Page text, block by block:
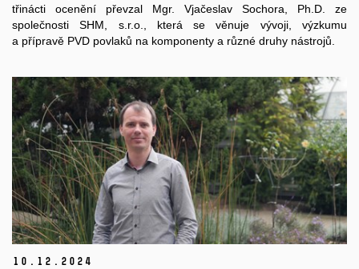
třinácti ocenění převzal Mgr. Vjačeslav Sochora, Ph.D. ze
společnosti SHM, s.r.o., která se věnuje vývoji, výzkumu
a přípravě PVD povlaků na komponenty a různé druhy nástrojů.
10. 12. 2024